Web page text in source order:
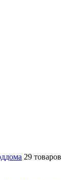
29 товаров